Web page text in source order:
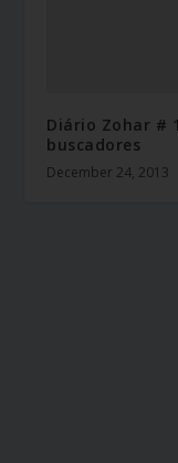
Diário Zohar #
buscadores
December 24, 2013